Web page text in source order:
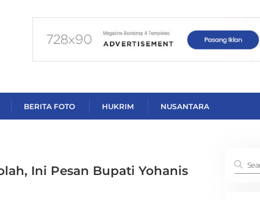
BERITA FOTO HUKRIM NUSANTARA
Ini Pesan Bupati Yohanis